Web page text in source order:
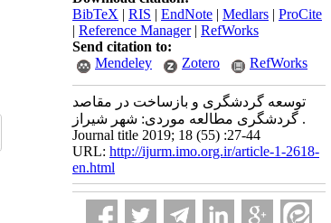
BibTeX | RIS | EndNote | Medlars | ProCite
| Reference Manager| RefWorks
Send citation to:
Mendeley
Zotero RefWorks
توسعه گردشگری و بازساخت در مقاصد
گردشگری مطالعه موردی: شهر شیراز .
Journal title 2019; 18 (55) :27-44
URL: http://ijurm.imo.org.ir/article-1-2618-
en.html